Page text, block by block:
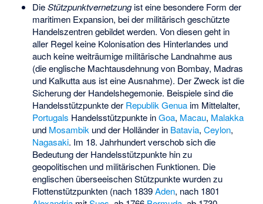
DieStützpunktvernetzungist eine besondere Form der
maritimen Expansion, bei der militärisch geschützte
Handelszentren gebildet werden. Von diesen geht in
aller Regel keine Kolonisation des Hinterlandes und
auch keine weiträumige militärische Landnahme aus
(die englische Machtausdehnung von Bombay, Madras
und Kalkutta aus ist eine Ausnahme). Der Zweck ist die
Sicherung der Handelshegemonie. Beispiele sind die
Handelsstützpunkte der Republik Genuaim Mittelalter,
Portugals Handelsstützpunkte inGoa, Macau, Malakka
und Mosambik und der Holländerin Batavia, Ceylon,
Nagasaki. Im 18. Jahrhundert verschob sich die
Bedeutung der Handelsstützpunkte hin zu
geopolitischen und militärischen Funktionen. Die
englischen überseeischen Stützpunkte wurden zu
Flottenstützpunkten (nach 1839Aden, nach 1801